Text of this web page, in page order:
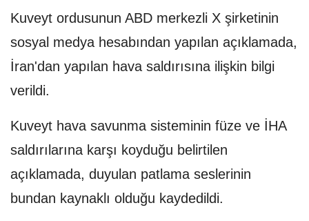
Kuveyt ordusunun ABD merkezli X şirketinin
sosyal medya hesabından yapılan açıklamada,
İran'dan yapılan hava saldırısına ilişkin bilgi
verildi.
Kuveyt hava savunma sisteminin füze ve İHA
saldırılarına karşı koyduğu belirtilen
açıklamada, duyulan patlama seslerinin
bundan kaynaklı olduğu kaydedildi.